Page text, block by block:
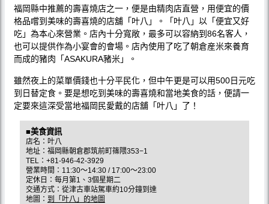
福岡縣中推薦的壽喜燒店之一，便是由精肉店直營，用便宜的價
格品嚐到美味的壽喜燒的店舖「叶八」。「叶八」以「便宜又好
吃」為本心來營業。店內十分寬敞，最多可以容納到86名客人，
也可以提供作為小宴會的會場。店內使用了吃了朝倉産米來養育
而成的豬肉「ASAKURA豬米」。
雖然夜上的菜單價錢也十分平民化，但中午更是可以用500日元吃
到日替定食。要是想吃到美味的壽喜燒和當地美食的話，便請一
定要來這深受當地福岡民愛戴的店舖「叶八」了！
■美食資訊
店名：叶八
地址：福岡縣朝倉郡筑前町篠隈353−1
TEL：+81-946-42-3929
營業時間：11:30～14:30 / 17:00～23:00
定休日：每月第1、3個星期二
交通方式：從津古車站駕車約10分鐘到達
地圖： 到「叶八」的地圖